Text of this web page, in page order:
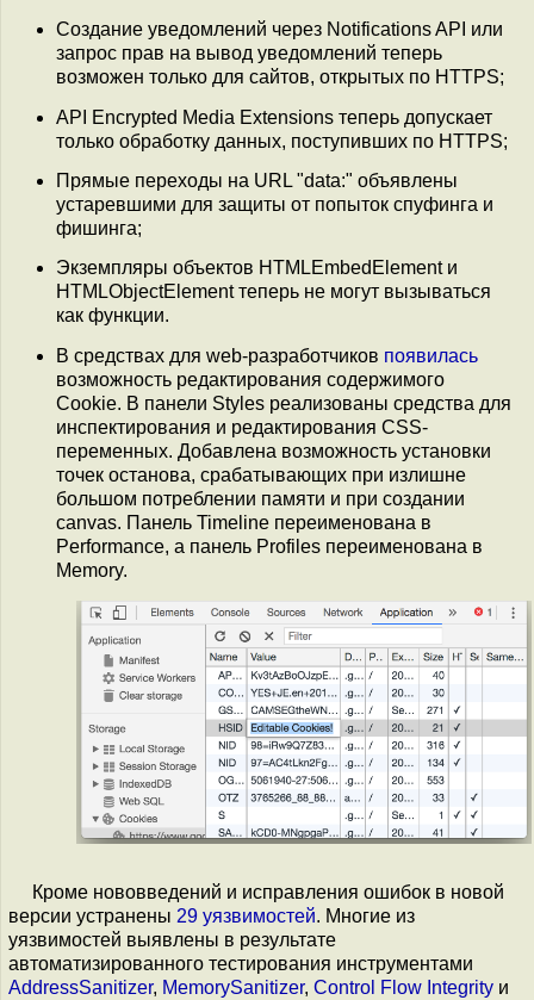
Создание уведомлений через Notifications API или
запрос прав на вывод уведомлений теперь
возможен только для сайтов, открытых по HTTPS;
API Encrypted Media Extensions теперь допускает
только обработку данных, поступивших по HTTPS;
Прямые переходы на URL "data:" объявлены
устаревшими для защиты от попыток спуфинга и
фишинга;
Экземпляры объектов HTMLEmbedElement и
HTMLObjectElement теперь не могут вызываться
как функции.
В средствах для web-разработчиков появилась
возможность редактирования содержимого
Cookie. В панели Styles реализованы средства для
инспектирования и редактирования CSS-
переменных. Добавлена возможность установки
точек останова, срабатывающих при излишне
большом потреблении памяти и при создании
canvas. Панель Timeline переименована в
Performance, а панель Profiles переименована в
Memory.
Кроме нововведений и исправления ошибок в новой
версии устранены 29 уязвимостей. Многие из
уязвимостей выявлены в результате
автоматизированного тестирования инструментами
AddressSanitizer, MemorySanitizer, Control Flow Integrity и